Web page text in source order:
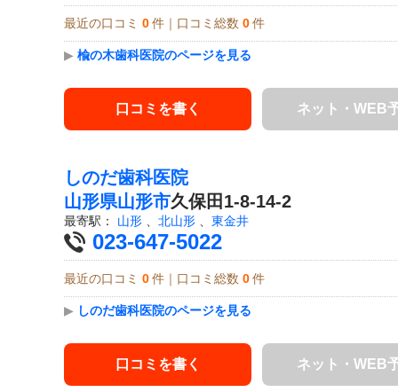
最近の口コミ 0 件｜口コミ総数 0 件
▶ 楡の木歯科医院のページを見る
口コミを書く ネット・WEB
しのだ歯科医院
山形県山形市久保田1-8-14-2
最寄駅： 山形 、 北山形 、 東金井
023-647-5022
最近の口コミ 0 件｜口コミ総数 0 件
▶ しのだ歯科医院のページを見る
口コミを書く ネット・WEB